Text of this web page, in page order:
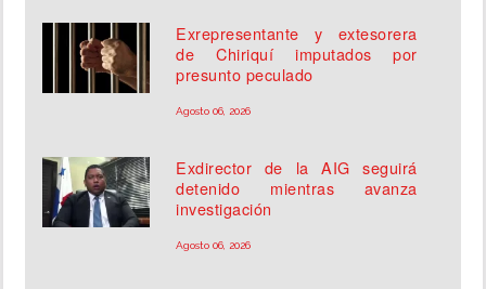
Exrepresentante y extesorera
de Chiriquí imputados por
presunto peculado
Agosto 06, 2026
Exdirector de la AIG seguirá
detenido mientras avanza
investigación
Agosto 06, 2026